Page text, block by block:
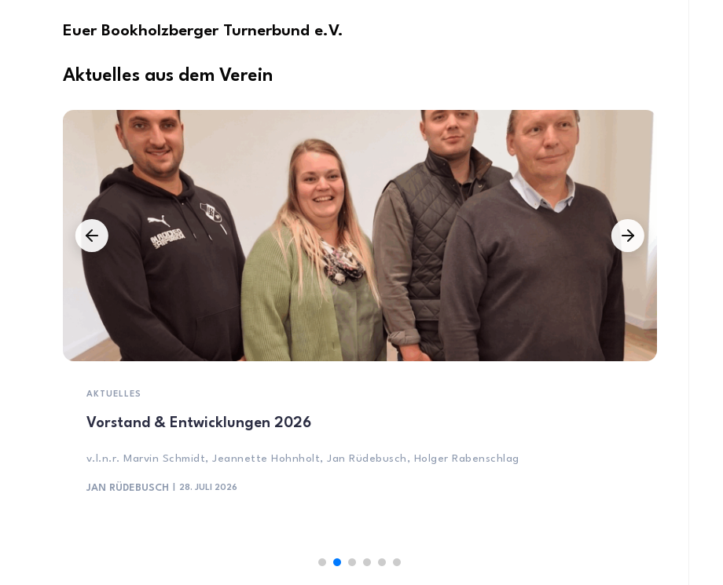
Euer Bookholzberger Turnerbund e.V.
Aktuelles aus dem Verein
AKTUELLES
Vorstand & Entwicklungen 2026
v.l.n.r. Marvin Schmidt, Jeannette Hohnholt, Jan Rüdebusch, Holger Rabenschlag
JAN RÜDEBUSCH 28. JULI 2026